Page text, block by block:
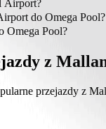
International
Airport?
Airport.
do Omega Pool?
zajmie ok. 14
Omega Pool?
Pool Keke
z
przejazdy z